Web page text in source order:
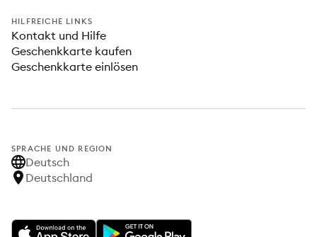
HILFREICHE LINKS
Kontakt und Hilfe
Geschenkkarte kaufen
Geschenkkarte einlösen
SPRACHE UND REGION
Deutsch
Deutschland